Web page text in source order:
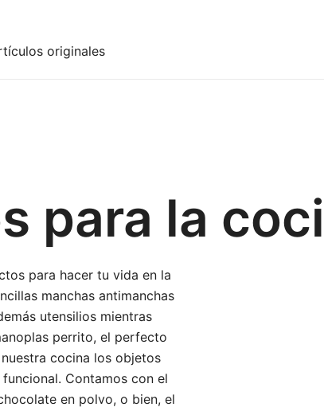
originales
para la
para hacer tu vida en la
manchas antimanchas
utensilios mientras
perrito, el perfecto
cocina los objetos
Contamos con el
en polvo, o bien, el